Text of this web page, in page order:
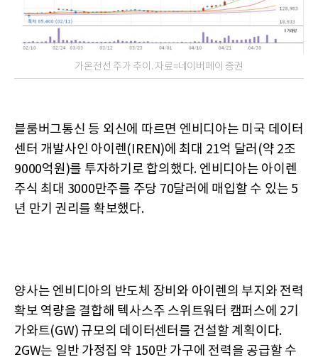
가온전선 주가 추이. 자료=네이버페이 증권
블룸버그통신 등 외신에 따르면 엔비디아는 미국 데이터
센터 개발사인 아이렌(IREN)에 최대 21억 달러(약 2조
9000억원)를 투자하기로 합의했다. 엔비디아는 아이렌
주식 최대 3000만주를 주당 70달러에 매입할 수 있는 5
년 만기 권리를 확보했다.
양사는 엔비디아의 반도체 장비와 아이렌의 부지와 전력
확보 역량을 결합해 텍사스주 스위트워터 캠퍼스에 2기
가와트(GW) 규모의 데이터센터를 건설할 계획이다.
2GW는 일반 가정집 약 150만 가구에 전력을 공급할 수